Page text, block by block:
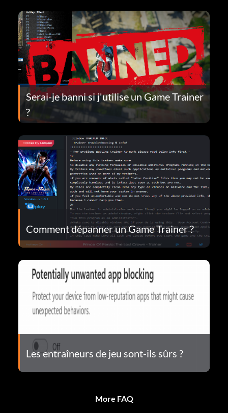
Serai-je banni si j'utilise un Game Trainer
?
Comment dépanner un Game Trainer ?
Les entraîneurs de jeu sont-ils sûrs ?
More FAQ